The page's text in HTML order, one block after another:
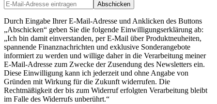
Abschicken
Durch Eingabe Ihrer E-Mail-Adresse und Anklicken des Buttons
„Abschicken“ geben Sie die folgende Einwilligungserklärung ab:
„Ich bin damit einverstanden, per E-Mail über Produktneuheiten,
spannende Finanznachrichten und exklusive Sonderangebote
informiert zu werden und willige daher in die Verarbeitung meiner
E-Mail-Adresse zum Zwecke der Zusendung des Newsletters ein.
Diese Einwilligung kann ich jederzeit und ohne Angabe von
Gründen mit Wirkung für die Zukunft widerrufen. Die
Rechtmäßigkeit der bis zum Widerruf erfolgten Verarbeitung bleibt
im Falle des Widerrufs unberührt.“